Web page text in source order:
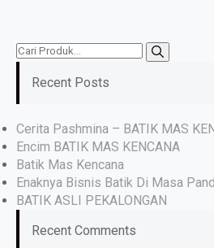
Recent Posts
Cerita Pashmina – BATIK MAS
Encim BATIK MAS KENCANA
Batik Mas Kencana
Enaknya Bisnis Batik Di Masa
BATIK ASLI PEKALONGAN
Recent Comments